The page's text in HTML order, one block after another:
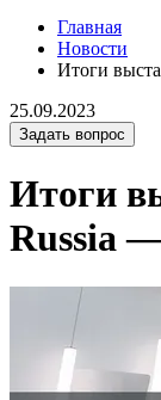
Главная
Новости
Итоги
25.09.2023
Задать вопрос
Итоги
Russia